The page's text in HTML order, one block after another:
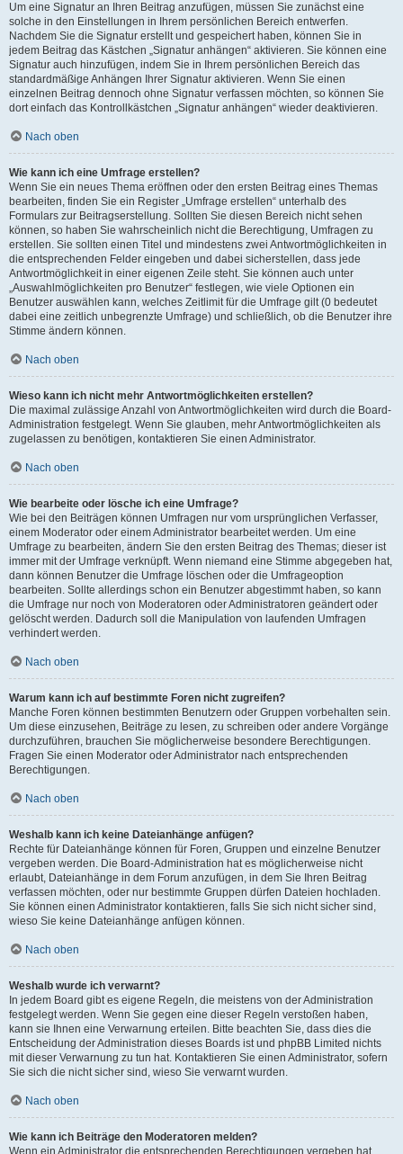
Um eine Signatur an Ihren Beitrag anzufügen, müssen Sie zunächst eine
solche in den Einstellungen in Ihrem persönlichen Bereich entwerfen.
Nachdem Sie die Signatur erstellt und gespeichert haben, können Sie in
jedem Beitrag das Kästchen „Signatur anhängen“ aktivieren. Sie können eine
Signatur auch hinzufügen, indem Sie in Ihrem persönlichen Bereich das
standardmäßige Anhängen Ihrer Signatur aktivieren. Wenn Sie einen
einzelnen Beitrag dennoch ohne Signatur verfassen möchten, so können Sie
dort einfach das Kontrollkästchen „Signatur anhängen“ wieder deaktivieren.
Nach oben
Wie kann ich eine Umfrage erstellen?
Wenn Sie ein neues Thema eröffnen oder den ersten Beitrag eines Themas
bearbeiten, finden Sie ein Register „Umfrage erstellen“ unterhalb des
Formulars zur Beitragserstellung. Sollten Sie diesen Bereich nicht sehen
können, so haben Sie wahrscheinlich nicht die Berechtigung, Umfragen zu
erstellen. Sie sollten einen Titel und mindestens zwei Antwortmöglichkeiten in
die entsprechenden Felder eingeben und dabei sicherstellen, dass jede
Antwortmöglichkeit in einer eigenen Zeile steht. Sie können auch unter
„Auswahlmöglichkeiten pro Benutzer“ festlegen, wie viele Optionen ein
Benutzer auswählen kann, welches Zeitlimit für die Umfrage gilt (0 bedeutet
dabei eine zeitlich unbegrenzte Umfrage) und schließlich, ob die Benutzer ihre
Stimme ändern können.
Nach oben
Wieso kann ich nicht mehr Antwortmöglichkeiten erstellen?
Die maximal zulässige Anzahl von Antwortmöglichkeiten wird durch die Board-
Administration festgelegt. Wenn Sie glauben, mehr Antwortmöglichkeiten als
zugelassen zu benötigen, kontaktieren Sie einen Administrator.
Nach oben
Wie bearbeite oder lösche ich eine Umfrage?
Wie bei den Beiträgen können Umfragen nur vom ursprünglichen Verfasser,
einem Moderator oder einem Administrator bearbeitet werden. Um eine
Umfrage zu bearbeiten, ändern Sie den ersten Beitrag des Themas; dieser ist
immer mit der Umfrage verknüpft. Wenn niemand eine Stimme abgegeben hat,
dann können Benutzer die Umfrage löschen oder die Umfrageoption
bearbeiten. Sollte allerdings schon ein Benutzer abgestimmt haben, so kann
die Umfrage nur noch von Moderatoren oder Administratoren geändert oder
gelöscht werden. Dadurch soll die Manipulation von laufenden Umfragen
verhindert werden.
Nach oben
Warum kann ich auf bestimmte Foren nicht zugreifen?
Manche Foren können bestimmten Benutzern oder Gruppen vorbehalten sein.
Um diese einzusehen, Beiträge zu lesen, zu schreiben oder andere Vorgänge
durchzuführen, brauchen Sie möglicherweise besondere Berechtigungen.
Fragen Sie einen Moderator oder Administrator nach entsprechenden
Berechtigungen.
Nach oben
Weshalb kann ich keine Dateianhänge anfügen?
Rechte für Dateianhänge können für Foren, Gruppen und einzelne Benutzer
vergeben werden. Die Board-Administration hat es möglicherweise nicht
erlaubt, Dateianhänge in dem Forum anzufügen, in dem Sie Ihren Beitrag
verfassen möchten, oder nur bestimmte Gruppen dürfen Dateien hochladen.
Sie können einen Administrator kontaktieren, falls Sie sich nicht sicher sind,
wieso Sie keine Dateianhänge anfügen können.
Nach oben
Weshalb wurde ich verwarnt?
In jedem Board gibt es eigene Regeln, die meistens von der Administration
festgelegt werden. Wenn Sie gegen eine dieser Regeln verstoßen haben,
kann sie Ihnen eine Verwarnung erteilen. Bitte beachten Sie, dass dies die
Entscheidung der Administration dieses Boards ist und phpBB Limited nichts
mit dieser Verwarnung zu tun hat. Kontaktieren Sie einen Administrator, sofern
Sie sich die nicht sicher sind, wieso Sie verwarnt wurden.
Nach oben
Wie kann ich Beiträge den Moderatoren melden?
Wenn ein Administrator die entsprechenden Berechtigungen vergeben hat,